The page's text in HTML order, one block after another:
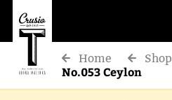
Home Shop
No.053 Ceylon